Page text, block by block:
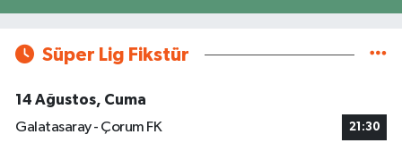
Süper Lig Fikstür
14 Ağustos, Cuma
Galatasaray - Çorum FK
21:30